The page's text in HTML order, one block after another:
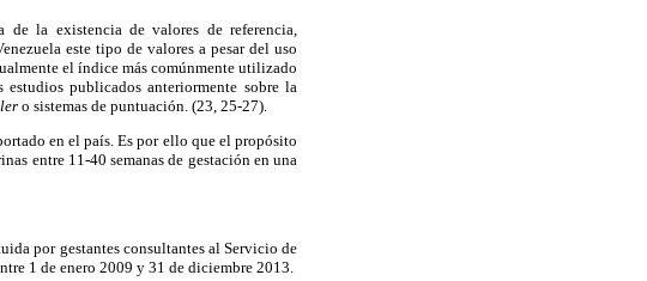
la existencia de valores de referencia,
este tipo de valores a pesar del uso
el índice más comúnmente utilizado
publicados anteriormente sobre la
o sistemas de puntuación. (23, 25-27).
en el país. Es por ello que el propósito
entre 11-40 semanas de gestación en una
por gestantes consultantes al Servicio de
1 de enero 2009 y 31 de diciembre 2013.